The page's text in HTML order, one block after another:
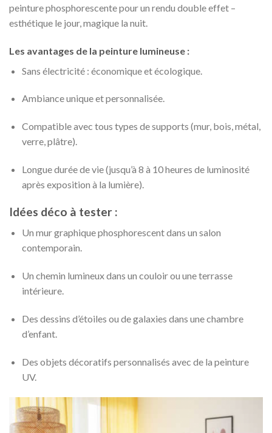
peinture phosphorescente pour un rendu double effet –
esthétique le jour, magique la nuit.
Les avantages de la peinture lumineuse :
Sans électricité : économique et écologique.
Ambiance unique et personnalisée.
Compatible avec tous types de supports (mur, bois, métal,
verre, plâtre).
Longue durée de vie (jusqu’à 8 à 10 heures de luminosité
après exposition à la lumière).
Idées déco à tester :
Un mur graphique phosphorescent dans un salon
contemporain.
Un chemin lumineux dans un couloir ou une terrasse
intérieure.
Des dessins d’étoiles ou de galaxies dans une chambre
d’enfant.
Des objets décoratifs personnalisés avec de la peinture
UV.